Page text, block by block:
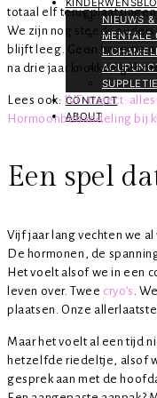
NIEUWS
MENTALE
SUPPLETIE
CONTACT
ABOUT
totaal elf
We zijn nog steeds
blijft leeg. Geen broertje
na drie jaar knokken
Lees ook: IVF-traject:
Hormoonbehandeling bij
Een spel
Vijf jaar lang vechten we
De hormonen, de
Het voelt alsof we in een
leven over. Twee cryo’s .
plaatsen. Onze allerlaatste
Maar het voelt al een tijd
hetzelfde riedeltje, alsof
gesprek aan met de